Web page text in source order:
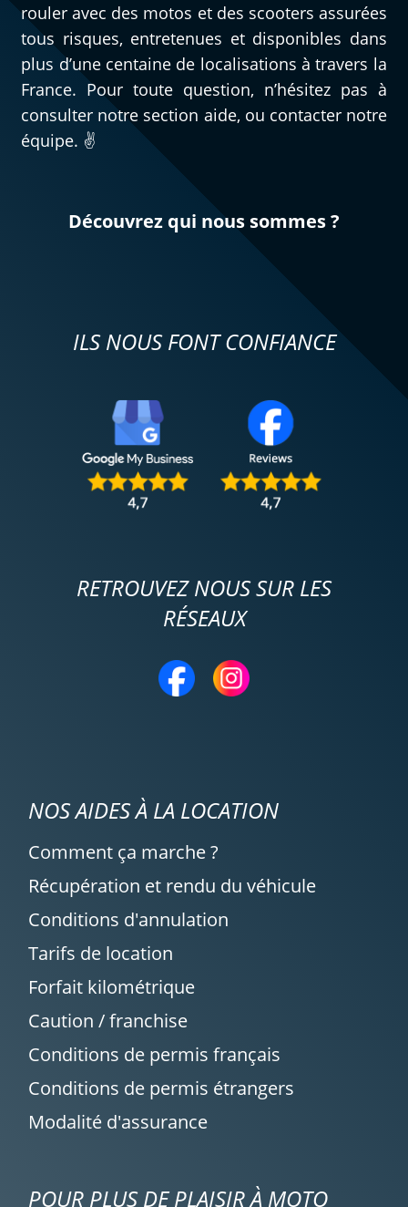
rouler avec des motos et des scooters assurées
tous risques, entretenues et disponibles dans
plus d’une centaine de localisations à travers la
France. Pour toute question, n’hésitez pas à
consulter notre section aide, ou contacter notre
équipe. ✌️
Découvrez qui nous sommes ?
ILS NOUS FONT CONFIANCE
RETROUVEZ NOUS SUR LES
RÉSEAUX
NOS AIDES À LA LOCATION
Comment ça marche ?
Récupération et rendu du véhicule
Conditions d'annulation
Tarifs de location
Forfait kilométrique
Caution / franchise
Conditions de permis français
Conditions de permis étrangers
Modalité d'assurance
POUR PLUS DE PLAISIR À MOTO